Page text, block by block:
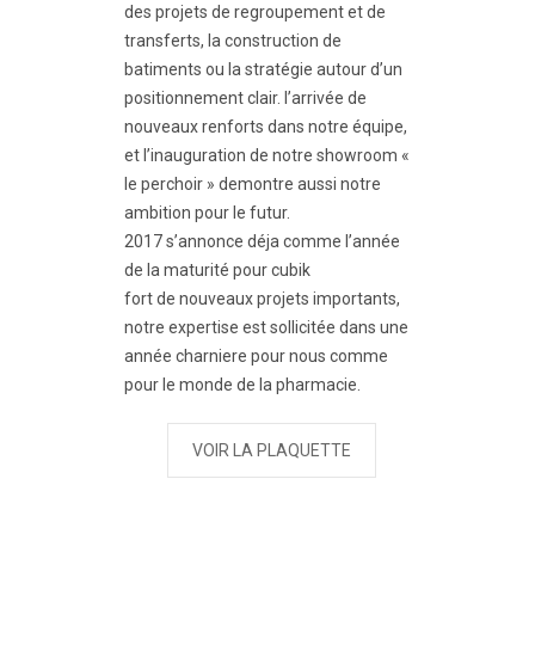
des projets de regroupement et de
transferts, la construction de
batiments ou la stratégie autour d’un
positionnement clair. l’arrivée de
nouveaux renforts dans notre équipe,
et l’inauguration de notre showroom «
le perchoir » demontre aussi notre
ambition pour le futur.
2017 s’annonce déja comme l’année
de la maturité pour cubik
fort de nouveaux projets importants,
notre expertise est sollicitée dans une
année charniere pour nous comme
pour le monde de la pharmacie.
VOIR LA PLAQUETTE